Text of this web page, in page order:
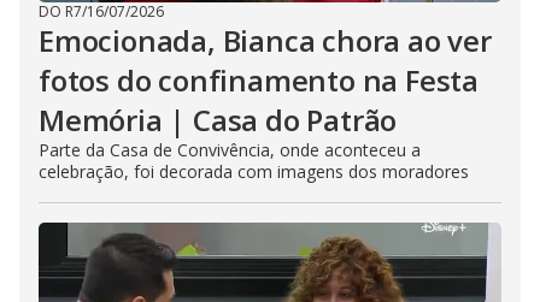
DO R7/16/07/2026
Emocionada, Bianca chora ao ver
fotos do confinamento na Festa
Memória | Casa do Patrão
Parte da Casa de Convivência, onde aconteceu a
celebração, foi decorada com imagens dos moradores